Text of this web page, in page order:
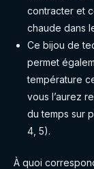
contracter et
chaude dans
Ce bijou de
permet
température
vous l’aurez
du temps sur
4, 5).
À quoi